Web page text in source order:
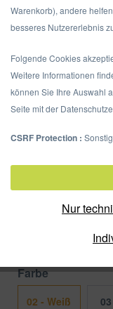
cm
Artikel-Nr.:
Farbe
02 - Weiß
Warenkorb), andere
besseres Nutzererlebnis
Folgende Cookies
Weitere Informationen
können Sie Ihre Auswahl
Seite mit der
CSRF Protection :
Nur